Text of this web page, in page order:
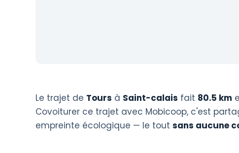
Le trajet de Tours à Saint-calais fait 80.5 km
Covoiturer ce trajet avec Mobicoop, c'est
empreinte écologique — le tout sans aucune